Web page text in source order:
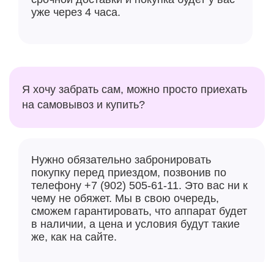
бесконтактной оплаты не гарантируется!
уже через 4 часа.
Я хочу забрать сам, можно просто приехать
на самовывоз и купить?
Нужно обязательно забронировать
покупку перед приездом, позвонив по
телефону +7 (902) 505-61-11. Это вас ни к
чему не обяжет. Мы в свою очередь,
сможем гарантировать, что аппарат будет
в наличии, а цена и условия будут такие
же, как на сайте.